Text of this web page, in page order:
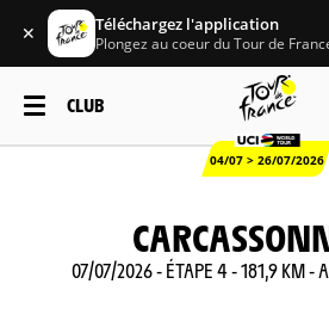
✕ Téléchargez l'application
Plongez au coeur du Tour de
CLUB
04/07 > 26/07/2026
07/07/2026 - ÉTAPE 4 - 181,9 KM -